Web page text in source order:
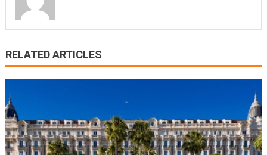
RELATED ARTICLES